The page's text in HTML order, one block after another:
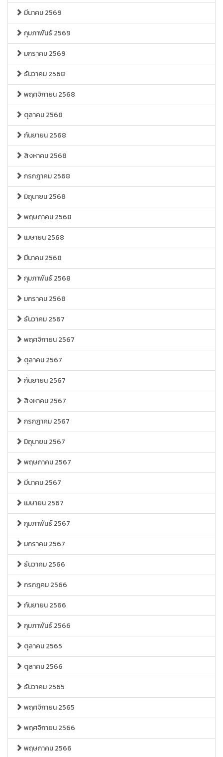
มีนาคม 2569
กุมภาพันธ์ 2569
มกราคม 2569
ธันวาคม 2568
พฤศจิกายน 2568
ตุลาคม 2568
กันยายน 2568
สิงหาคม 2568
กรกฎาคม 2568
มิถุนายน 2568
พฤษภาคม 2568
เมษายน 2568
มีนาคม 2568
กุมภาพันธ์ 2568
มกราคม 2568
ธันวาคม 2567
พฤศจิกายน 2567
ตุลาคม 2567
กันยายน 2567
สิงหาคม 2567
กรกฏาคม 2567
มิถุนายน 2567
พฤษภาคม 2567
มีนาคม 2567
เมษายน 2567
กุมภาพันธ์ 2567
มกราคม 2567
ธันวาคม 2566
กรกฎคม 2566
กันยายน 2566
กุมภาพันธ์ 2566
ตุลาคม 2565
ตุลาคม 2566
ธันวาคม 2565
พฤศจิกายน 2565
พฤศจิกายน 2566
พฤษภาคม 2566